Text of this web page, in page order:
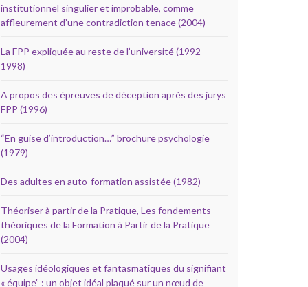
institutionnel singulier et improbable, comme
affleurement d’une contradiction tenace (2004)
La FPP expliquée au reste de l’université (1992-
1998)
A propos des épreuves de déception après des jurys
FPP (1996)
“En guise d’introduction…” brochure psychologie
(1979)
Des adultes en auto-formation assistée (1982)
Théoriser à partir de la Pratique, Les fondements
théoriques de la Formation à Partir de la Pratique
(2004)
Usages idéologiques et fantasmatiques du signifiant
« équipe” : un objet idéal plaqué sur un nœud de